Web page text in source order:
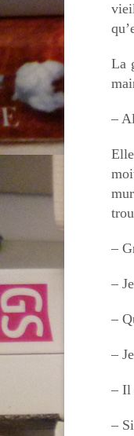
La
–
–
–
–
–
– Il
–